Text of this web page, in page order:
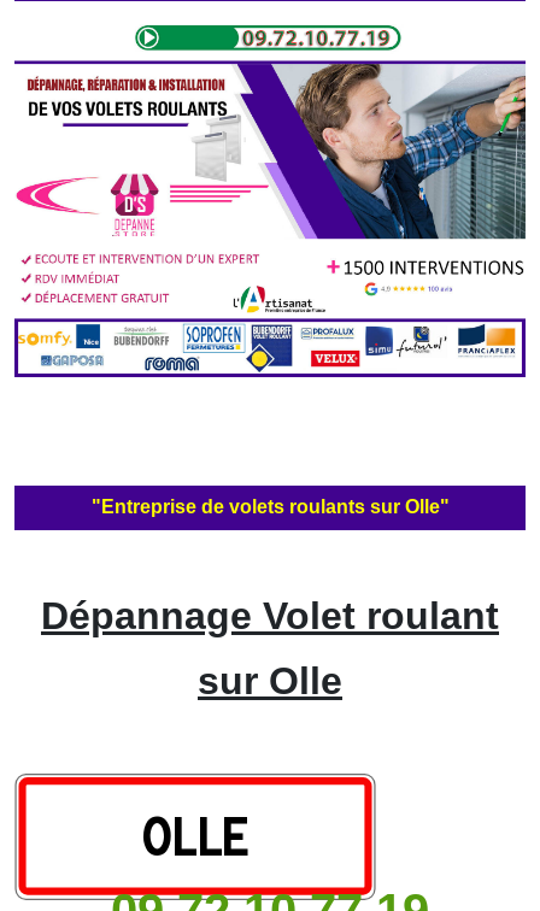
"Entreprise de volets roulants sur Olle"
Dépannage Volet roulant
sur Olle